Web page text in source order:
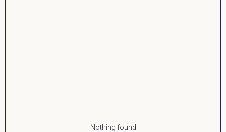
Nothing found